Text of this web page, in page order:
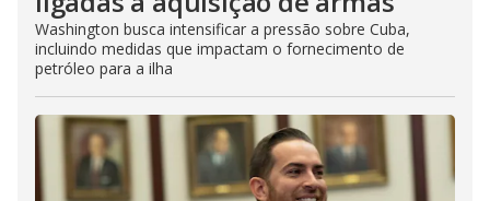
Washington busca intensificar a pressão sobre Cuba,
incluindo medidas que impactam o fornecimento de
petróleo para a ilha